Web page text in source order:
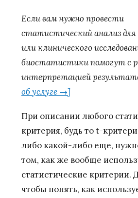
Если вам нужно провести
статистический анализ
или клинического
биостатистики помогут с
интерпретацией
об услуге →]
При описании любого
критерия, будь то t-
либо какой-либо еще,
том, как же вообще
статистические критерии.
чтобы понять, как